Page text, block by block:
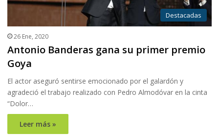
Destacadas
26 Ene, 2020
Antonio Banderas gana su primer premio
Goya
El actor aseguró sentirse emocionado por el galardón y
agradeció el trabajo realizado con Pedro Almodóvar en la cinta
“Dolor…
Leer más »